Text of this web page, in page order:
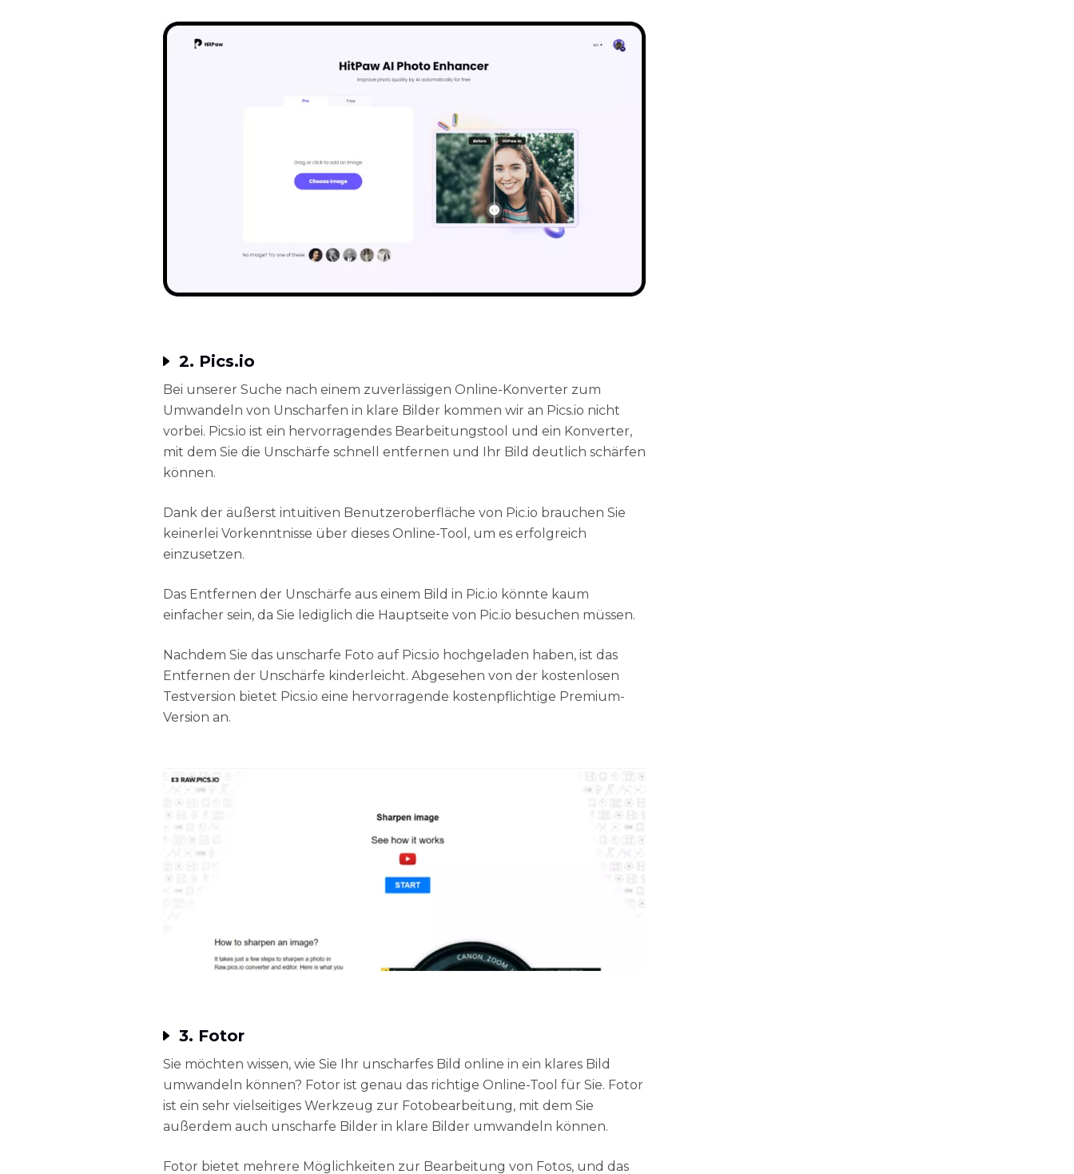
2. Pics.io
Bei unserer Suche nach einem zuverlässigen Online-Konverter zum
Umwandeln von Unscharfen in klare Bilder kommen wir an Pics.io nicht
vorbei. Pics.io ist ein hervorragendes Bearbeitungstool und ein Konverter,
mit dem Sie die Unschärfe schnell entfernen und Ihr Bild deutlich schärfen
können.
Dank der äußerst intuitiven Benutzeroberfläche von Pic.io brauchen Sie
keinerlei Vorkenntnisse über dieses Online-Tool, um es erfolgreich
einzusetzen.
Das Entfernen der Unschärfe aus einem Bild in Pic.io könnte kaum
einfacher sein, da Sie lediglich die Hauptseite von Pic.io besuchen müssen.
Nachdem Sie das unscharfe Foto auf Pics.io hochgeladen haben, ist das
Entfernen der Unschärfe kinderleicht. Abgesehen von der kostenlosen
Testversion bietet Pics.io eine hervorragende kostenpflichtige Premium-
Version an.
3. Fotor
Sie möchten wissen, wie Sie Ihr unscharfes Bild online in ein klares Bild
umwandeln können? Fotor ist genau das richtige Online-Tool für Sie. Fotor
ist ein sehr vielseitiges Werkzeug zur Fotobearbeitung, mit dem Sie
außerdem auch unscharfe Bilder in klare Bilder umwandeln können.
Fotor bietet mehrere Möglichkeiten zur Bearbeitung von Fotos, und das